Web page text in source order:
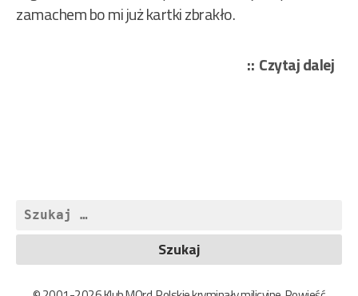
zamachem bo mi już kartki zbrakło.
Czytaj dalej
Szukaj: